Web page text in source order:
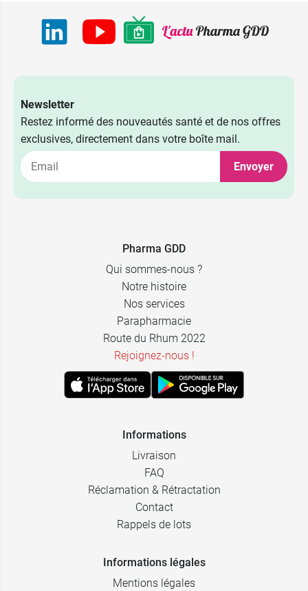
Newsletter
Restez informé des nouveautés santé et de nos offres
exclusives, directement dans votre boîte mail.
Envoyer
Pharma GDD
Qui sommes-nous ?
Notre histoire
Nos services
Parapharmacie
Route du Rhum 2022
Rejoignez-nous !
Informations
Livraison
FAQ
Réclamation & Rétractation
Contact
Rappels de lots
Informations légales
Mentions légales